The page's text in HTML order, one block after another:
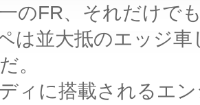
のFR、それだけで
は並大抵のエッジ
。
ィに搭載されるエ